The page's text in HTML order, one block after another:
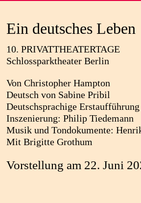
Ein deutsches Leben
10. PRIVATTHEATERTAGE
Schlossparktheater Berlin
Von Christopher Hampton
Deutsch von Sabine Pribil
Deutschsprachige Erstaufführung
Inszenierung: Philip Tiedemann
Musik und Tondokumente:
Mit Brigitte Grothum
Vorstellung am 22. Juni